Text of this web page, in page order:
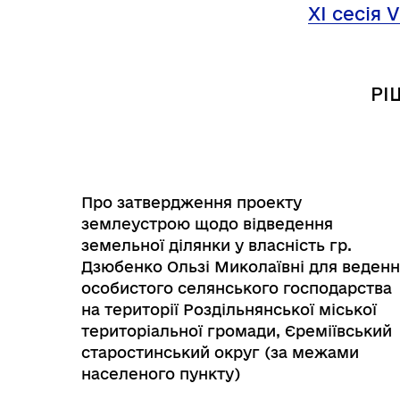
Графіки прийому громадян
XI сесія
Про затвердження проекту
землеустрою щодо відведення
земельної ділянки у власність гр.
Дзюбенко Ользі Миколаївні для
особистого селянського господарства
на території Роздільнянської міської
територіальної громади, Єреміївський
старостинський округ (за межами
населеного пункту)